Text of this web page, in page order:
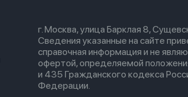
г. Москва, улица Барклая 8,
Сведения указанные на сайте
справочная информация и не
офертой, определяемой
и 435 Гражданского кодекса
Федерации.